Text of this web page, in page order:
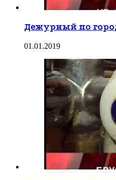
Дежурный по
01.01.2019